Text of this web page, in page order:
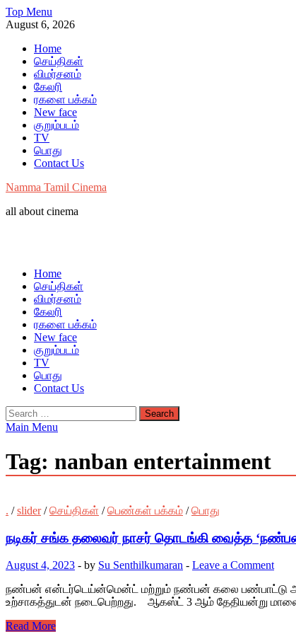
Skip
to
Top Menu
August 6, 2026
Home
செய்திகள்
விமர்சனம்
கேலரி
ரகளை பக்கம்
New face
குறும்படம்
TV
பொது
Contact Us
Namma Tamil Cinema
all about cinema
Home
செய்திகள்
விமர்சனம்
கேலரி
ரகளை பக்கம்
New face
குறும்படம்
TV
பொது
Contact Us
Search
for:
Main Menu
Tag: nanban entertainment
. /slider/செய்திகள் /பெண்கள் பக்கம் /பொது
நடிகர் சங்க தலைவர் நாசர் தொடங்கி வைத்த
August 4, 2023 - by Su Senthilkumaran - Leave a Comment
நண்பன் என்டர்டெய்ன்மென்ட் மற்றும் நண்பன் கலை பண்பாட்டு
உற்சாகத்துடன் நடைபெற்றது. ஆகஸ்ட் 3 ஆம் தேதியன்று
Read More